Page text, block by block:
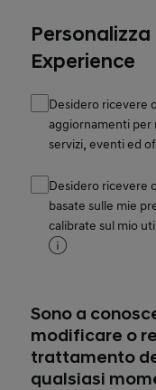
Experience
Desidero ricevere
aggiornamenti
servizi, eventi ed
Desidero ricevere
basate sulle mie
calibrate sul mio
Sono a
modificare o
trattamento
qualsiasi